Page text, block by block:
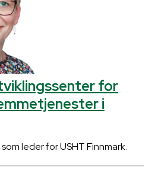
for
i
leder for USHT Finnmark.